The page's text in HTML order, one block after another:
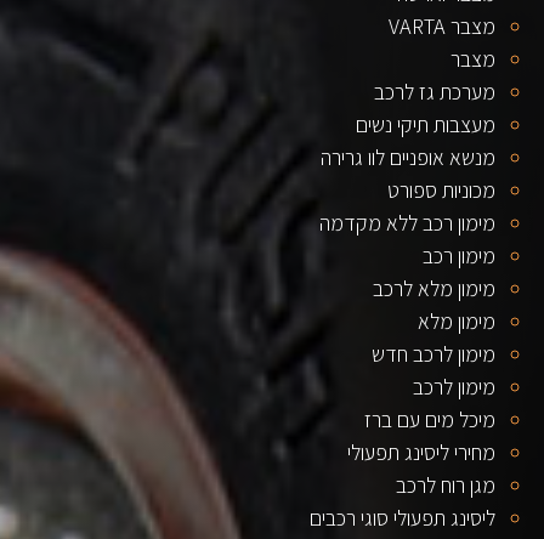
מצבר VARTA
מצבר
מערכת גז לרכב
מעצבות תיקי נשים
מנשא אופניים לוו גרירה
מכוניות ספורט
מימון רכב ללא מקדמה
מימון רכב
מימון מלא לרכב
מימון מלא
מימון לרכב חדש
מימון לרכב
מיכל מים עם ברז
מחירי ליסינג תפעולי
מגן רוח לרכב
ליסינג תפעולי סוגי רכבים